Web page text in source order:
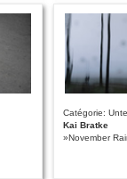
Catégorie:
Kai Bratke
»November